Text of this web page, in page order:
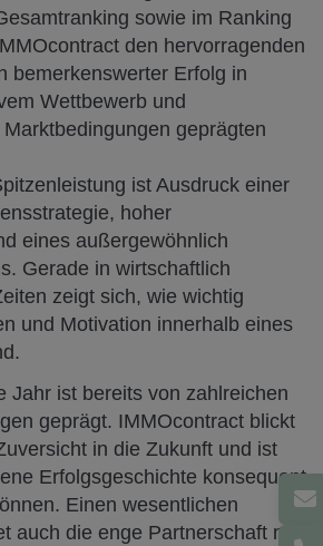
sowie im Ranking
den hervorragenden
bemerkenswerter Erfolg in
Wettbewerb und
geprägten
ist Ausdruck einer
hoher
eines außergewöhnlich
Gerade in wirtschaftlich
zeigt sich, wie wichtig
und Motivation innerhalb eines
Jahr ist bereits von zahlreichen
geprägt. IMMOcontract blickt
in die Zukunft und ist
Erfolgsgeschichte konsequent
Einen wesentlichen
auch die enge Partnerschaft mit